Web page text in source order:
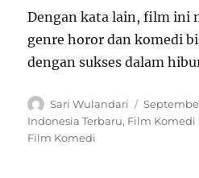
Dengan kata lain, film ini
genre horor dan komedi
dengan sukses dalam
Author
Sari Wulandari
Posted
on
Indonesia Terbaru, Film Komedi
Film Komedi